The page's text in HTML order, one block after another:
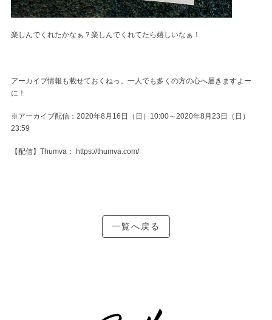
楽しんでくれたかなぁ？楽しんでくれてたら嬉しいなぁ！
アーカイブ情報も載せておくねっ。一人でも多くの方の心へ届きますよー
に！
※アーカイブ配信：2020年8月16日（日）10:00～2020年8月23日（日）
23:59
【配信】Thumva： https://thumva.com/
一覧へ戻る